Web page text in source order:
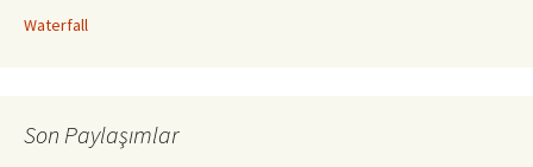
Waterfall
Son Paylaşımlar